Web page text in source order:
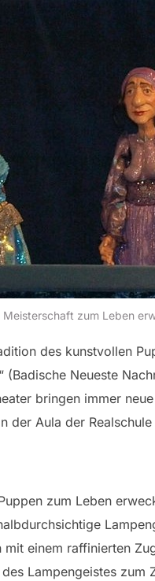
zum Leben
des kunstvollen
(Badische Neueste
bringen immer
der Aula der
zum Leben
einem raffinierten
Lampengeistes zum